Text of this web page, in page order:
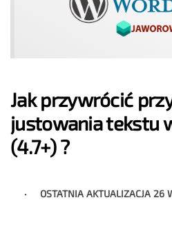
Jak przywrócić
justowania tekstu
(4.7+) ?
OSTATNIA AKTUALIZACJA 26